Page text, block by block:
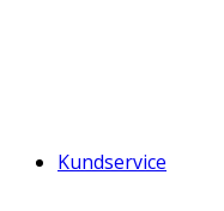
Kundservice